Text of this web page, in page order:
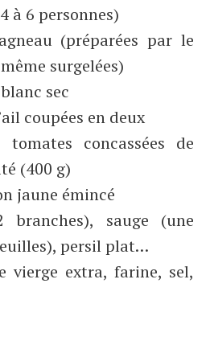
à 6 personnes)
(préparées par le
surgelées)
sec
coupées en deux
concassées de
(400 g)
jaune émincé
branches), sauge (une
persil plat…
vierge extra, farine, sel,